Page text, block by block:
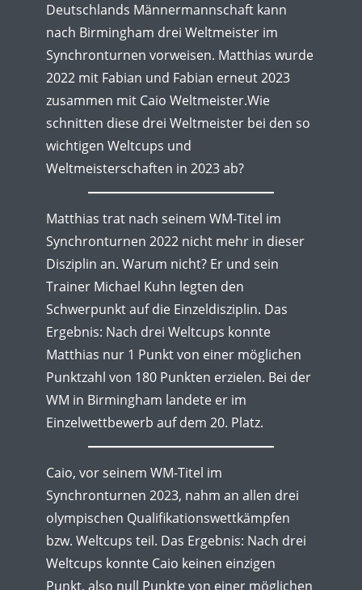
Deutschlands Männermannschaft kann
nach Birmingham drei Weltmeister im
Synchronturnen vorweisen. Matthias wurde
2022 mit Fabian und Fabian erneut 2023
zusammen mit Caio Weltmeister.Wie
schnitten diese drei Weltmeister bei den so
wichtigen Weltcups und
Weltmeisterschaften in 2023 ab?
Matthias trat nach seinem WM-Titel im
Synchronturnen 2022 nicht mehr in dieser
Disziplin an. Warum nicht? Er und sein
Trainer Michael Kuhn legten den
Schwerpunkt auf die Einzeldisziplin. Das
Ergebnis: Nach drei Weltcups konnte
Matthias nur 1 Punkt von einer möglichen
Punktzahl von 180 Punkten erzielen. Bei der
WM in Birmingham landete er im
Einzelwettbewerb auf dem 20. Platz.
Caio, vor seinem WM-Titel im
Synchronturnen 2023, nahm an allen drei
olympischen Qualifikationswettkämpfen
bzw. Weltcups teil. Das Ergebnis: Nach drei
Weltcups konnte Caio keinen einzigen
Punkt, also null Punkte von einer möglichen